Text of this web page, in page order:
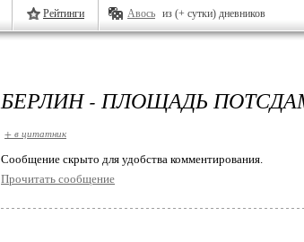
Рейтинги Авось из (+ сутки) дневников
БЕРЛИН - ПЛОЩАДЬ
+ в цитатник
Cообщение скрыто для удобства комментирования.
Прочитать сообщение